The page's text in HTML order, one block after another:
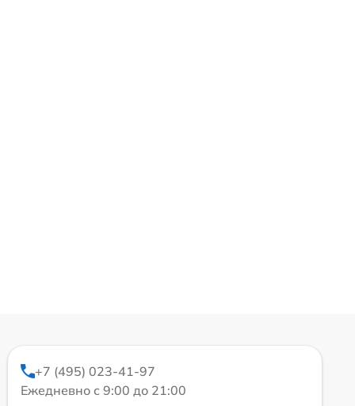
+7 (495) 023-41-97
Ежедневно с 9:00 до 21:00